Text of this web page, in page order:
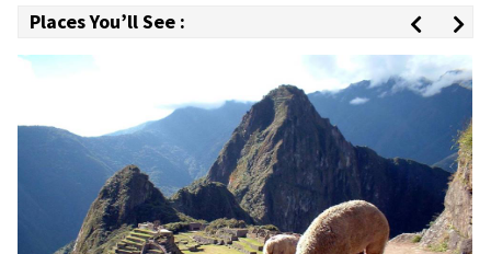
Places You’ll See :